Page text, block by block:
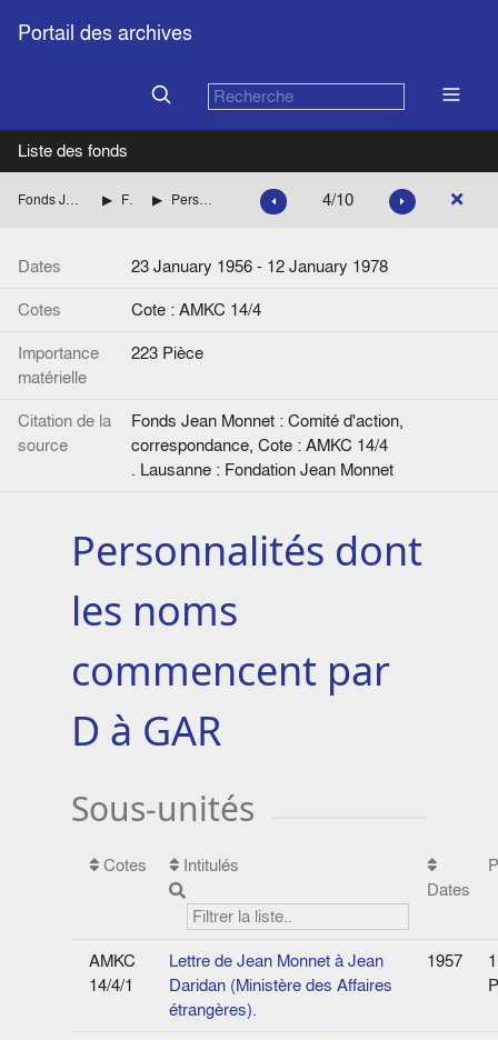
Portail des archives
Liste des fonds
Fonds Jean Monnet : Comité d'action, correspondance FRANCE: GOUVERNEMENT Personnalités dont les noms commencent par D à GAR 4/10
Dates
23 January 1956 - 12 January 1978
Cotes
Cote : AMKC 14/4
Importance
matérielle
223 Pièce
Citation de la
source
Fonds Jean Monnet : Comité d'action,
correspondance, Cote : AMKC 14/4
. Lausanne : Fondation Jean Monnet
Personnalités dont
les noms
commencent par
D à GAR
Sous-unités
Cotes
Intitulés
Dates
AMKC
14/4/1
Lettre de Jean Monnet à Jean
Daridan (Ministère des Affaires
étrangères).
1957
1